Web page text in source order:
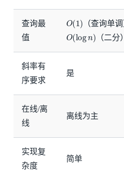
查询最
值
O(1 ) （查询单
O(log ) （二分）
斜率有
序要求
是
在线/离
线
离线为主
实现复
杂度
简单